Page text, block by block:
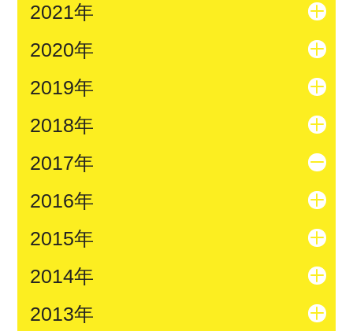
2021年
2020年
2019年
2018年
2017年
2016年
2015年
2014年
2013年